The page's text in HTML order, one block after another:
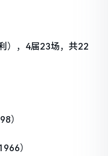
），4届23场，共22
）
）